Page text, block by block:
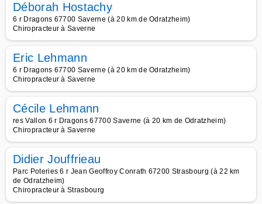
Déborah Hostachy
6 r Dragons 67700 Saverne (à 20 km de Odratzheim)
Chiropracteur à Saverne
Eric Lehmann
6 r Dragons 67700 Saverne (à 20 km de Odratzheim)
Chiropracteur à Saverne
Cécile Lehmann
res Vallon 6 r Dragons 67700 Saverne (à 20 km de Odratzheim)
Chiropracteur à Saverne
Didier Jouffrieau
Parc Poteries 6 r Jean Geoffroy Conrath 67200 Strasbourg (à 22 km
de Odratzheim)
Chiropracteur à Strasbourg